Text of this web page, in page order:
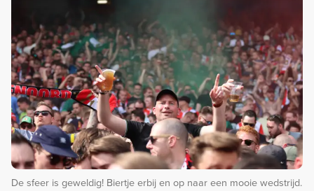
De sfeer is geweldig! Biertje erbij en op naar een mooie wedstrijd.